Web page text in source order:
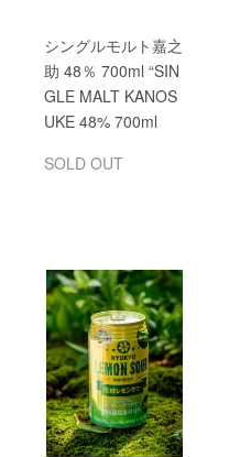
シングルモルト嘉之
助 48％ 700ml “SIN
GLE MALT KANOS
UKE 48% 700ml
SOLD OUT